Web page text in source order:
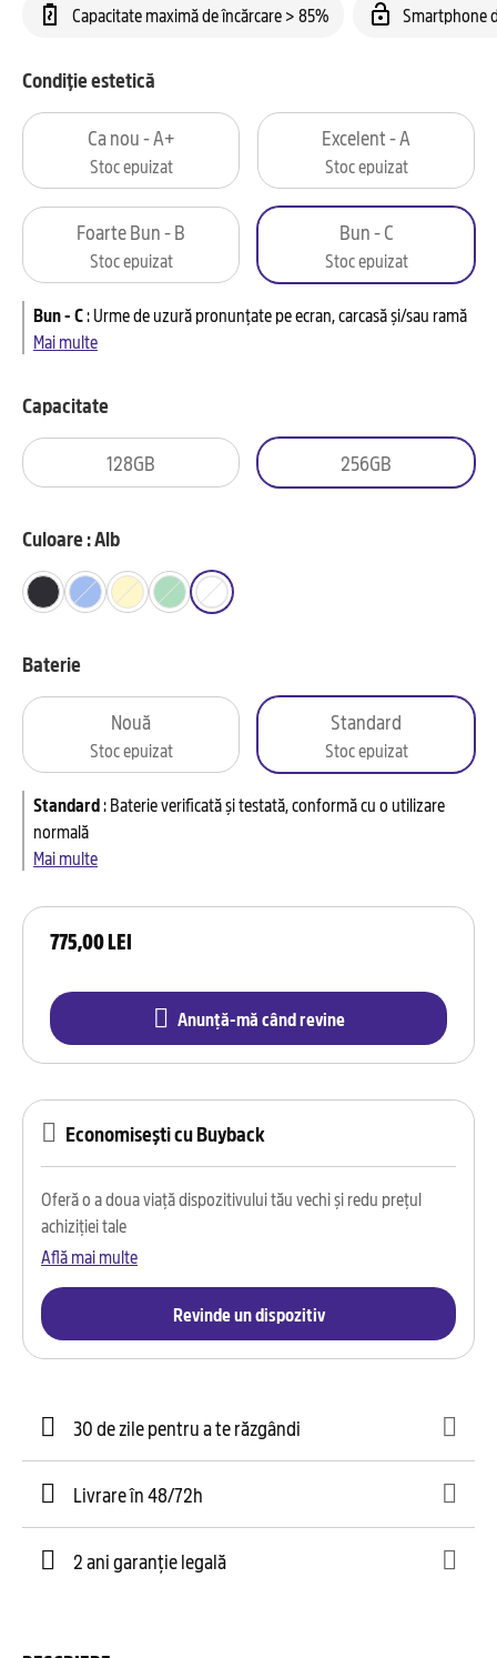
Capacitate maximă de încărcare > 85% Smartphone
775,00 LEI
Anunță-mă când revine
Condiție estetică
Ca nou - A+
Stoc epuizat
Excelent - A
Stoc epuizat
Foarte Bun - B
Stoc epuizat
Bun - C
Stoc epuizat
Bun - C:Urme de uzură pronunțate pe ecran, carcasă și/sau ramă
Mai multe
Capacitate
128GB 256GB
Culoare : Alb
Baterie
Nouă
Stoc epuizat
Standard
Stoc epuizat
Standard:Baterie verificată și testată, conformă cu o utilizare
normală
Mai multe
Economisești cu Buyback
Oferă o a doua viață dispozitivului tău vechi și redu prețul
achiziției tale
Află mai multe
Revinde un dispozitiv
30 de zile pentru a te răzgândi
Livrare în 48/72h
2 ani garanție legală